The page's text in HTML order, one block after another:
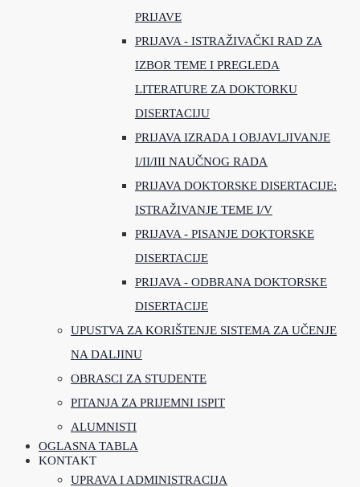
PRIJAVE
PRIJAVA - ISTRAŽIVAČKI RAD ZA
IZBOR TEME I PREGLEDA
LITERATURE ZA DOKTORKU
DISERTACIJU
PRIJAVA IZRADA I OBJAVLJIVANJE
I/II/III NAUČNOG RADA
PRIJAVA DOKTORSKE DISERTACIJE:
ISTRAŽIVANJE TEME I/V
PRIJAVA - PISANJE DOKTORSKE
DISERTACIJE
PRIJAVA - ODBRANA DOKTORSKE
DISERTACIJE
UPUSTVA ZA KORIŠTENJE SISTEMA ZA UČENJE
NA DALJINU
OBRASCI ZA STUDENTE
PITANJA ZA PRIJEMNI ISPIT
ALUMNISTI
OGLASNA TABLA
KONTAKT
UPRAVA I ADMINISTRACIJA